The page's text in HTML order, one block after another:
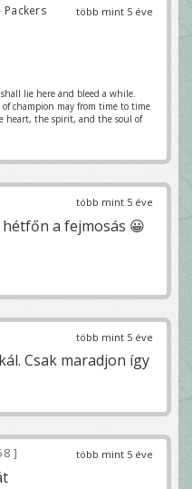
több mint 5 éve
lie here and bleed a while.
champion may from time to time
heart, the spirit, and the soul of
több mint 5 éve
a fejmosás 😀
több mint 5 éve
Csak maradjon így
több mint 5 éve